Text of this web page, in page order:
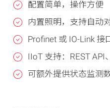
配置简单，操作方便
内置照明，支持自动
Profinet 或 IO-Link 接
IIoT 支持：REST API
可额外提供状态监测